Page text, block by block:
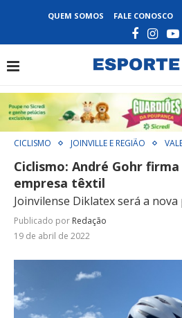
QUEM SOMOS FALE CONOSCO
CICLISMO JOINVILLE E REGIÃO
Ciclismo: André Gohr
empresa têxtil
Joinvilense Diklatex será a
Publicado por Redação
19 de abril de 2022